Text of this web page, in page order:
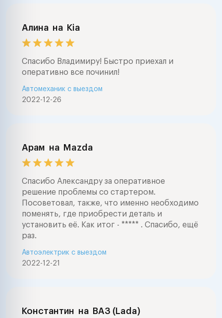
Алина на Kia
Спасибо Владимиру! Быстро приехал и
оперативно все починил!
2022-12-26
Автомеханик с выездом
Арам на Mazda
Спасибо Александру за оперативное
решение проблемы со стартером.
Посоветовал, также, что именно необходимо
поменять, где приобрести деталь и
установить её. Как итог - ***** . Спасибо, ещё
раз.
2022-12-21
Автоэлектрик с выездом
Константин на ВАЗ (Lada)